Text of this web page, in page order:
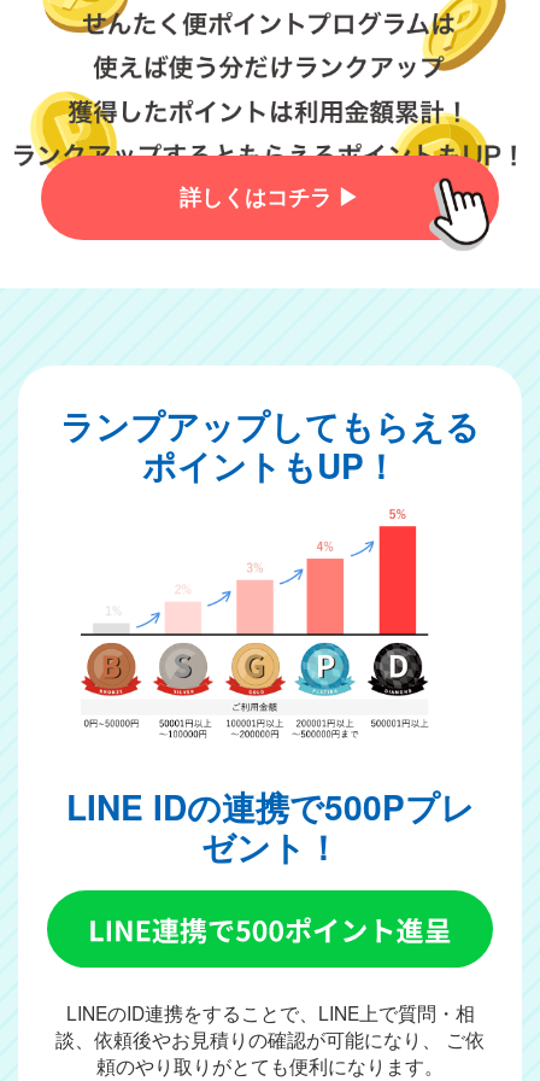
詳しくはコチラ ▶︎
ランプアップしてもらえる
ポイントもUP！
LINE IDの連携で500Pプレ
ゼント！
LINEのID連携をすることで、LINE上で質問・相
談、依頼後やお見積りの確認が可能になり、
ご依
頼のやり取りがとても便利になります。